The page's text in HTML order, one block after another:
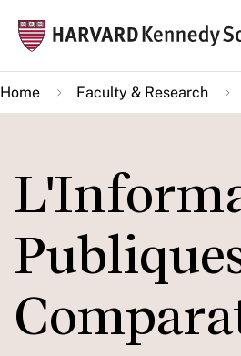
main
content
Home Faculty & Research